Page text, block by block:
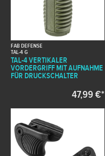
FAB DEFENSE
TAL-4 G
TAL-4 VERTIKALER
VORDERGRIFF MIT AUFNAHME
FÜR DRUCKSCHALTER
47,99 €*